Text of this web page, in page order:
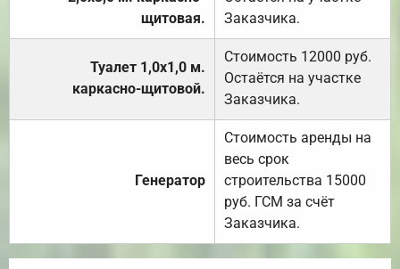
щитовая.
Заказчика.
Туалет 1,0х1,0 м.
каркасно-щитовой.
Стоимость 12000 руб.
Остаётся на участке
Заказчика.
Генератор
Стоимость аренды на
весь срок
строительства 15000
руб. ГСМ за счёт
Заказчика.